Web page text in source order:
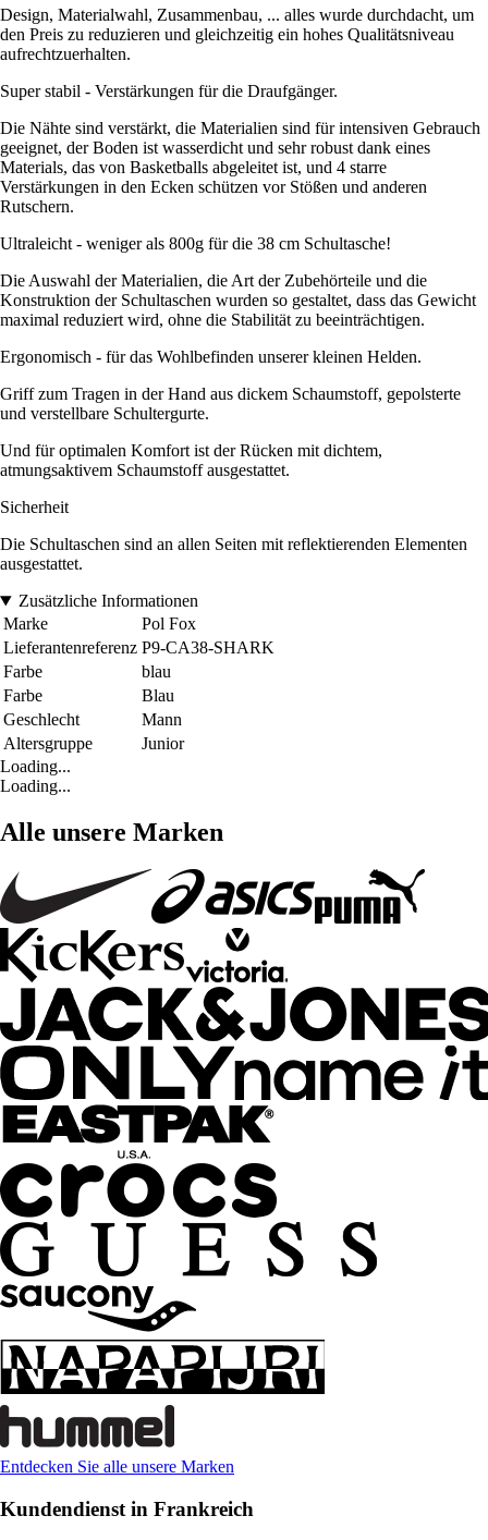
Design, Materialwahl, Zusammenbau, ... alles wurde durchdacht, um
den Preis zu reduzieren und gleichzeitig ein hohes Qualitätsniveau
aufrechtzuerhalten.
Super stabil - Verstärkungen für die Draufgänger.
Die Nähte sind verstärkt, die Materialien sind für intensiven Gebrauch
geeignet, der Boden ist wasserdicht und sehr robust dank eines
Materials, das von Basketballs abgeleitet ist, und 4 starre
Verstärkungen in den Ecken schützen vor Stößen und anderen
Rutschern.
Ultraleicht - weniger als 800g für die 38 cm Schultasche!
Die Auswahl der Materialien, die Art der Zubehörteile und die
Konstruktion der Schultaschen wurden so gestaltet, dass das Gewicht
maximal reduziert wird, ohne die Stabilität zu beeinträchtigen.
Ergonomisch - für das Wohlbefinden unserer kleinen Helden.
Griff zum Tragen in der Hand aus dickem Schaumstoff, gepolsterte
und verstellbare Schultergurte.
Und für optimalen Komfort ist der Rücken mit dichtem,
atmungsaktivem Schaumstoff ausgestattet.
Sicherheit
Die Schultaschen sind an allen Seiten mit reflektierenden Elementen
ausgestattet.
Zusätzliche Informationen
Marke
Pol Fox
Lieferantenreferenz P9-CA38-SHARK
Farbe
blau
Farbe
Blau
Geschlecht
Mann
Altersgruppe
Junior
Loading...
Loading...
Alle unsere Marken
Entdecken Sie alle unsere Marken
Kundendienst in Frankreich